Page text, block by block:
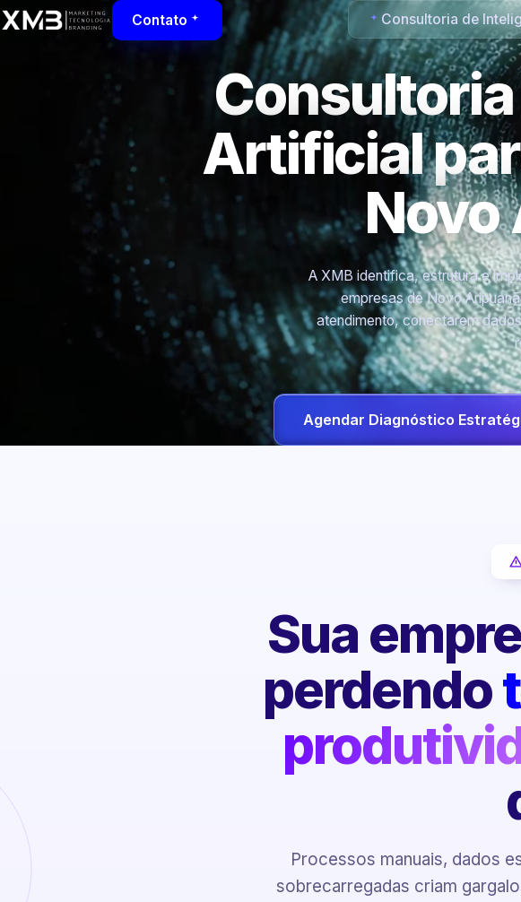
Contato Consultoria de
Artificial
Novo
A XMB identifica, estrutura e
empresas de Novo
atendimento, conectarem
Agendar Diagnóstico
Sua
perdendo
Processos manuais, dados
sobrecarregadas criam